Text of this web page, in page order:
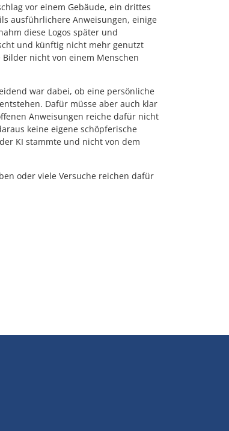
vor einem Gebäude, ein drittes
ausführlichere Anweisungen, einige
diese Logos später und
und künftig nicht mehr genutzt
nicht von einem Menschen
war dabei, ob eine persönliche
Dafür müsse aber auch klar
Anweisungen reiche dafür nicht
keine eigene schöpferische
KI stammte und nicht von dem
oder viele Versuche reichen dafür